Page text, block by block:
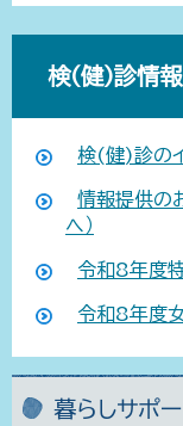
検(健)診情報
検(健)診の
情報提供の
へ）
令和8年度
令和8年度
暮らしサポー